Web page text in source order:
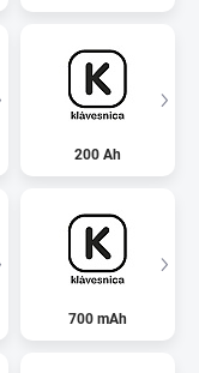
200 Ah
700 mAh